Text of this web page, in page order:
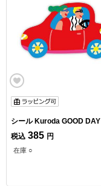
シール Kuroda GOOD DAY
税込 385 円
在庫 ○